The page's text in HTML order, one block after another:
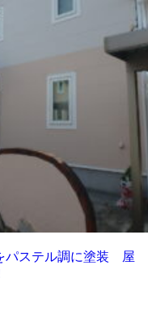
パステル調に塗装 屋